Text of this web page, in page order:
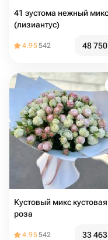
41 эустома нежный микс
(лизиантус)
4.95542 48 750
Кустовый микс кустовая
роза
4.95542 33 463